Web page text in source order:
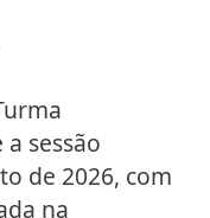
sessão
de 2026, com
na